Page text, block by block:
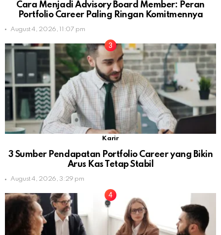
Cara Menjadi Advisory Board Member: Peran
Portfolio Career Paling Ringan Komitmennya
August 4, 2026, 11:07 pm
Karir
3 Sumber Pendapatan Portfolio Career yang Bikin
Arus Kas Tetap Stabil
August 4, 2026, 3:29 pm